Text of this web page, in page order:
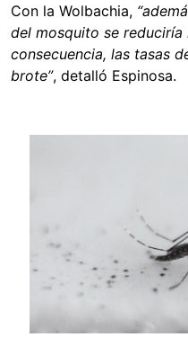
Con la Wolbachia,
del mosquito se
consecuencia, las tasas
brote”, detalló Espinosa.